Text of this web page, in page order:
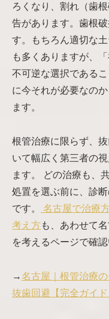
ろくなり、割れ（歯
告があります。歯根
す。もちろん適切な
も多くありますが、
不可逆な選択である
に今それが必要なの
ます。
根管治療に限らず、
いて幅広く第三者の
ます。 どの治療も、
処置を選ぶ前に、診
です。
名古屋で治療
考え方も、あわせて
を考えるページで確認
→名古屋｜根管治療
抜歯回避【完全ガイド